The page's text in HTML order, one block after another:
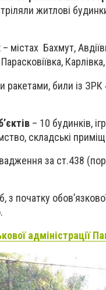
житлові
– містах Бахмут,
ракетами, били із
– 10 будинків,
складські
за ст.438
з початку
адміністрації